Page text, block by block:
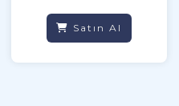
Satın Al